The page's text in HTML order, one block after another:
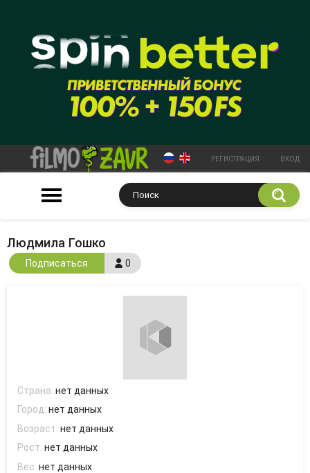
РЕГИСТРАЦИЯ ВХОД
Людмила Гошко
0
Подписаться
Страна:нет данных
Город:нет данных
Возраст:нет данных
Рост:нет данных
Вес:нет данных